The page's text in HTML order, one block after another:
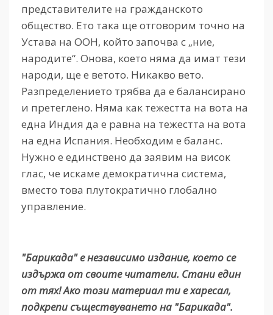
представителите на гражданското
общество. Ето така ще отговорим точно на
Устава на ООН, който започва с „ние,
народите“. Онова, което няма да имат тези
народи, ще е ветото. Никакво вето.
Разпределението трябва да е балансирано
и претеглено. Няма как тежестта на вота на
една Индия да е равна на тежестта на вота
на една Испания. Необходим е баланс.
Нужно е единствено да заявим на висок
глас, че искаме демократична система,
вместо това плутократично глобално
управление.
"Барикада" е независимо издание, което се
издържа от своите читатели. Стани един
от тях! Ако този материал ти е харесал,
подкрепи съществуването на "Барикада".